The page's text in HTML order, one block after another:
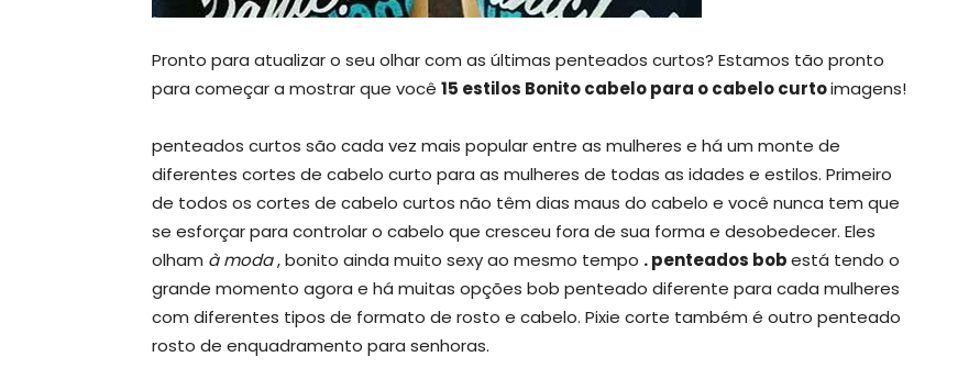
Pronto para atualizar o seu olhar com as últimas penteados curtos? Estamos tão pronto
para começar a mostrar que você 15 estilos Bonito cabelo para o cabelo curtoimagens!
penteados curtos são cada vez mais popular entre as mulheres e há um monte de
diferentes cortes de cabelo curto para as mulheres de todas as idades e estilos. Primeiro
de todos os cortes de cabelo curtos não têm dias maus do cabelo e você nunca tem que
se esforçar para controlar o cabelo que cresceu fora de sua forma e desobedecer. Eles
olham à moda, bonito ainda muito sexy ao mesmo tempo . penteados bobestá tendo o
grande momento agora e há muitas opções bob penteado diferente para cada mulheres
com diferentes tipos de formato de rosto e cabelo. Pixie corte também é outro penteado
rosto de enquadramento para senhoras.